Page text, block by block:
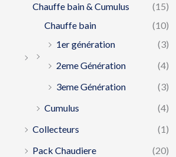
Chauffe bain & Cumulus
(15)
Chauffe bain
(10)
1er génération
(3)
2eme Génération
(4)
3eme Génération
(3)
Cumulus
(4)
Collecteurs
(1)
Pack Chaudiere
(20)